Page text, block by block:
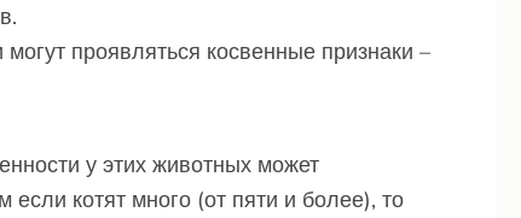
проявляться косвенные признаки –
у этих животных может
котят много (от пяти и более), то